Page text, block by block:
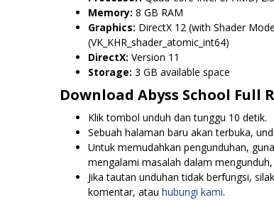
Memory: 8 GB RAM
Graphics: DirectX 12 (with Shader
(VK_KHR_shader_atomic_int64)
DirectX: Version 11
Storage: 3 GB available space
Download Abyss School Full
Klik tombol unduh dan tunggu 10 detik.
Sebuah halaman baru akan terbuka,
Untuk memudahkan pengunduhan,
mengalami masalah dalam mengunduh,
Jika tautan unduhan tidak berfungsi,
komentar, atau hubungi kami.